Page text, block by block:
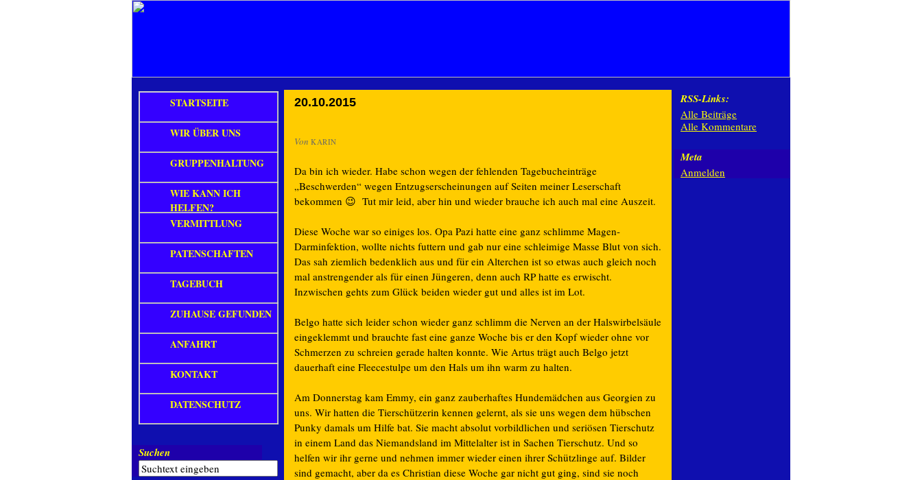
20.10.2015
Von KARIN
Da bin ich wieder. Habe schon wegen der fehlenden Tagebucheinträge
„Beschwerden“ wegen Entzugserscheinungen auf Seiten meiner Leserschaft
bekommen 😉 Tut mir leid, aber hin und wieder brauche ich auch mal eine Auszeit.
Diese Woche war so einiges los. Opa Pazi hatte eine ganz schlimme Magen-
Darminfektion, wollte nichts futtern und gab nur eine schleimige Masse Blut von sich.
Das sah ziemlich bedenklich aus und für ein Alterchen ist so etwas auch gleich noch
mal anstrengender als für einen Jüngeren, denn auch RP hatte es erwischt.
Inzwischen gehts zum Glück beiden wieder gut und alles ist im Lot.
Belgo hatte sich leider schon wieder ganz schlimm die Nerven an der Halswirbelsäule
eingeklemmt und brauchte fast eine ganze Woche bis er den Kopf wieder ohne vor
Schmerzen zu schreien gerade halten konnte. Wie Artus trägt auch Belgo jetzt
dauerhaft eine Fleecestulpe um den Hals um ihn warm zu halten.
Am Donnerstag kam Emmy, ein ganz zauberhaftes Hundemädchen aus Georgien zu
uns. Wir hatten die Tierschützerin kennen gelernt, als sie uns wegen dem hübschen
Punky damals um Hilfe bat. Sie macht absolut vorbildlichen und seriösen Tierschutz
in einem Land das Niemandsland im Mittelalter ist in Sachen Tierschutz. Und so
helfen wir ihr gerne und nehmen immer wieder einen ihrer Schützlinge auf. Bilder
sind gemacht, aber da es Christian diese Woche gar nicht gut ging, sind sie noch
STARTSEITE
WIR ÜBER UNS
GRUPPENHALTUNG
WIE KANN ICH
HELFEN?
VERMITTLUNG
PATENSCHAFTEN
TAGEBUCH
ZUHAUSE GEFUNDEN
ANFAHRT
KONTAKT
DATENSCHUTZ
Suchen
RSS-Links:
Alle Beiträge
Alle Kommentare
Meta
Anmelden